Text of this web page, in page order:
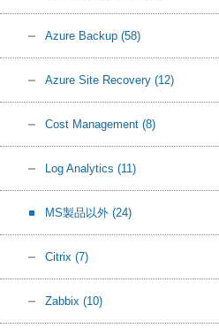
Azure Backup (58)
Azure Site Recovery (12)
Cost Management (8)
Log Analytics (11)
MS製品以外 (24)
Citrix (7)
Zabbix (10)